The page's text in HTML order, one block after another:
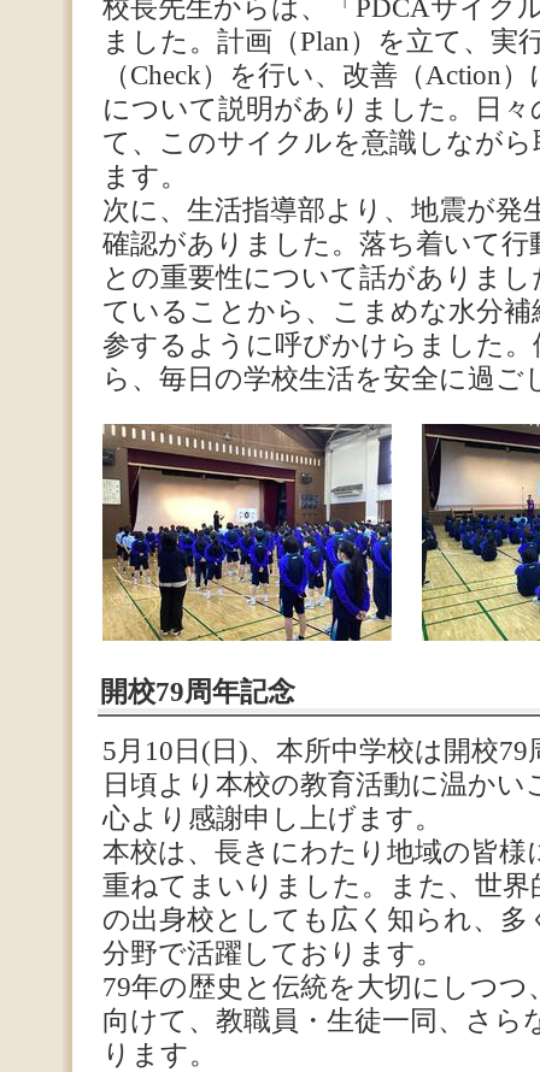
校長先生からは、「PDCAサイク
ました。計画（Plan）を立て、実
（Check）を行い、改善（Action
について説明がありました。日
て、このサイクルを意識しなが
ます。
次に、生活指導部より、地震が発
確認がありました。落ち着いて
との重要性について話がありま
ていることから、こまめな水分
参するように呼びかけらました
ら、毎日の学校生活を安全に過
開校79周年記念
5月10日(日)、本所中学校は開校
日頃より本校の教育活動に温か
心より感謝申し上げます。
本校は、長きにわたり地域の皆
重ねてまいりました。また、世
の出身校としても広く知られ、
分野で活躍しております。
79年の歴史と伝統を大切にしつつ
向けて、教職員・生徒一同、さら
ります。